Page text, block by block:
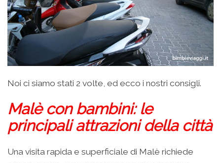
Noi ci siamo stati 2 volte, ed ecco i nostri consigli.
Malè con bambini: le
principali attrazioni della città
Una visita rapida e superficiale di Malè richiede